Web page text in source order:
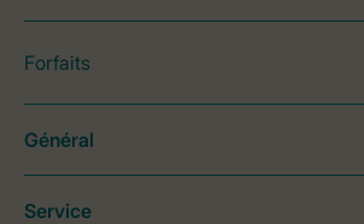
Forfaits
Général
Service